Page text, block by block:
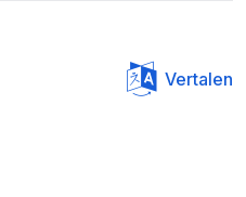
Vertalen